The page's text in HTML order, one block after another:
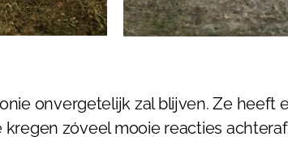
onvergetelijk zal blijven. Ze
zóveel mooie reacties